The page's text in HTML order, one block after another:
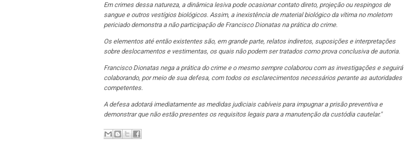
Em crimes dessa natureza, a dinâmica lesiva pode ocasionar contato direto, projeção ou respingos de
sangue e outros vestígios biológicos. Assim, a inexistência de material biológico da vítima no moletom
periciado demonstra a não participação de Francisco Dionatas na prática do crime.
Os elementos até então existentes são, em grande parte, relatos indiretos, suposições e interpretações
sobre deslocamentos e vestimentas, os quais não podem ser tratados como prova conclusiva de autoria.
Francisco Dionatas nega a prática do crime e o mesmo sempre colaborou com as investigações e seguirá
colaborando, por meio de sua defesa, com todos os esclarecimentos necessários perante as autoridades
competentes.
A defesa adotará imediatamente as medidas judiciais cabíveis para impugnar a prisão preventiva e
demonstrar que não estão presentes os requisitos legais para a manutenção da custódia cautelar."